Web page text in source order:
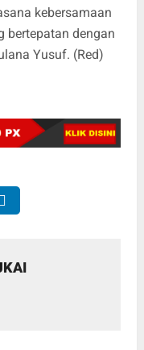
kebersamaan
bertepatan dengan
Yusuf. (Red)